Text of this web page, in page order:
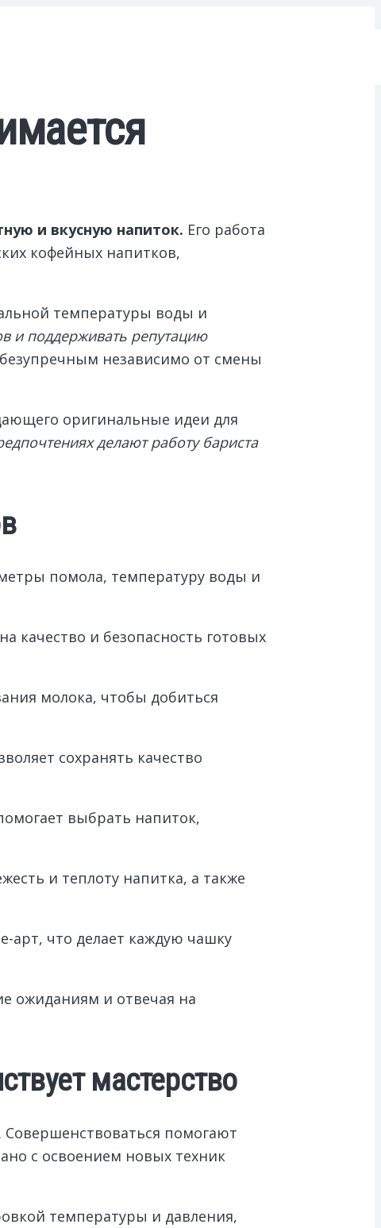
и вкусную напиток. Его работа
кофейных напитков,
температуры воды и
и поддерживать репутацию
независимо от смены
оригинальные идеи для
делают работу бариста
помола, температуру воды и
качество и безопасность готовых
молока, чтобы добиться
сохранять качество
выбрать напиток,
и теплоту напитка, а также
арт, что делает каждую чашку
ожиданиям и отвечая на
мастерство
Совершенствоваться помогают
с освоением новых техник
температуры и давления,